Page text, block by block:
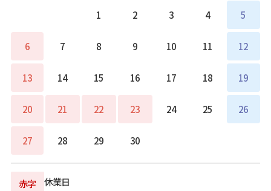
1 2 3 4 5
6 7 8 9 10 11 12
13 14 15 16 17 18 19
20 21 22 23 24 25 26
27 28 29 30
赤字 休業日